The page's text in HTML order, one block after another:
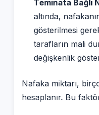
Teminata Bağlı
altında,
gösterilmesi
tarafların mali
değişkenlik
Nafaka miktarı,
hesaplanır. Bu